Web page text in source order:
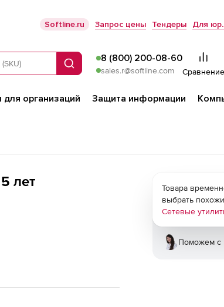
Softline.ru Запрос цены Тендеры Для
Поиск
8 (800) 200-08-60
sales.r@softline.com Сравнение
для организаций Защита информации
лет
Товара
выбрать
Сетевые
Поможем с